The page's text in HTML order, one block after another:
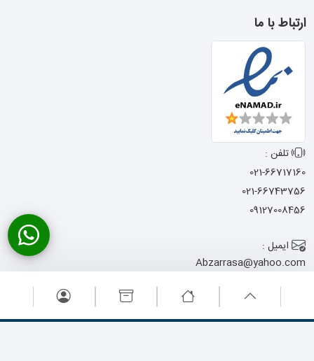
ارتباط با ما
تلفن :
021-66717160
021-66743756
09127008456
ایمیل :
Abzarrasa@yahoo.com
آدرس :
تهران - خیابان امام
خمینی - نرسیده به میدان حسن آباد